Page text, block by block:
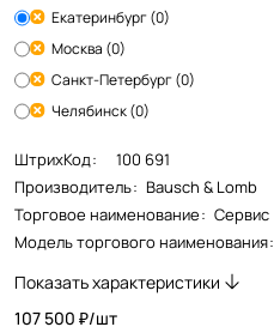
Екатеринбург (0)
Москва (0)
Санкт-Петербург (0)
Челябинск (0)
ШтрихКод:
100 691
Производитель: Bausch & Lomb
Торговое наименование: Сервис
Модель торгового наименования:
Показать характеристики
107 500 ₽/шт